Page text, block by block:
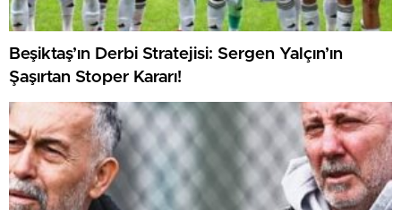
Beşiktaş’ın Derbi Stratejisi: Sergen Yalçın’ın
Şaşırtan Stoper Kararı!